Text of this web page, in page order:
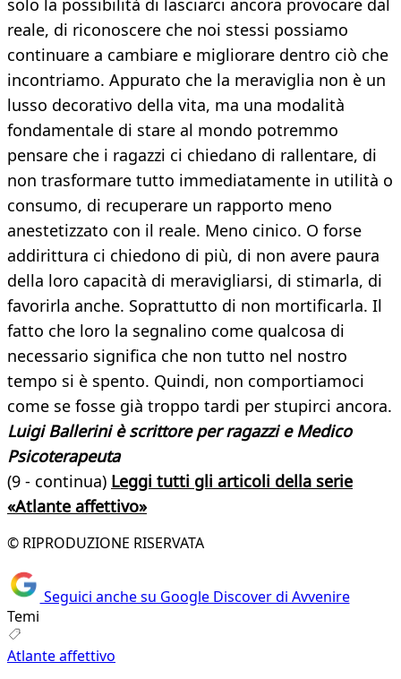
reale, di riconoscere che noi stessi possiamo
continuare a cambiare e migliorare dentro ciò che
incontriamo. Appurato che la meraviglia non è un
lusso decorativo della vita, ma una modalità
fondamentale di stare al mondo potremmo
pensare che i ragazzi ci chiedano di rallentare, di
non trasformare tutto immediatamente in utilità o
consumo, di recuperare un rapporto meno
anestetizzato con il reale. Meno cinico. O forse
addirittura ci chiedono di più, di non avere paura
della loro capacità di meravigliarsi, di stimarla, di
favorirla anche. Soprattutto di non mortificarla. Il
fatto che loro la segnalino come qualcosa di
necessario significa che non tutto nel nostro
tempo si è spento. Quindi, non comportiamoci
come se fosse già troppo tardi per stupirci ancora.
Luigi Ballerini è scrittore per ragazzi e Medico
Psicoterapeuta
(9 - continua) Leggi tutti gli articoli della serie
«Atlante affettivo»
© RIPRODUZIONE RISERVATA
Seguici anche su Google Discover di Avvenire
Temi
Atlante affettivo